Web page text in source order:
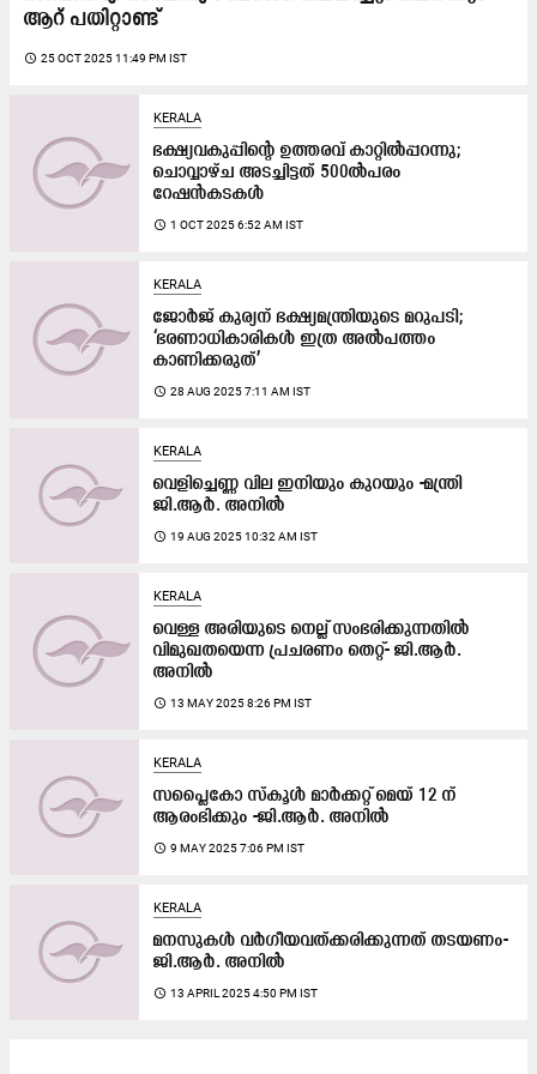
ആറ് പതിറ്റാണ്ട്
access_time 25 OCT 2025 11:49 PM IST
KERALA
ഭക്ഷ്യവകുപ്പിന്‍റെ ഉത്തരവ് കാറ്റിൽപ്പറന്നു;
ചൊവ്വാഴ്ച അടച്ചിട്ടത് 500ൽപരം
റേഷൻകടകൾ
access_time 1 OCT 2025 6:52 AM IST
KERALA
ജോർജ്​ കുര്യന്​ ഭക്ഷ്യമന്ത്രിയുടെ മറുപടി;
‘ഭരണാധികാരികൾ ഇത്ര അൽപത്തം
കാണിക്കരുത്’
access_time 28 AUG 2025 7:11 AM IST
KERALA
വെളിച്ചെണ്ണ വില ഇനിയും കുറയും -മന്ത്രി
ജി.ആര്‍. അനില്‍
access_time 19 AUG 2025 10:32 AM IST
KERALA
വെള്ള അരിയുടെ നെല്ല് സംഭരിക്കുന്നതിൽ
വിമുഖതയെന്ന പ്രചരണം തെറ്റ്- ജി.ആർ.
അനിൽ
access_time 13 MAY 2025 8:26 PM IST
KERALA
സപ്ലൈകോ സ്കൂള്‍ മാർക്കറ്റ് മെയ് 12 ന്
ആരംഭിക്കും -ജി.ആർ. അനില്‍
access_time 9 MAY 2025 7:06 PM IST
KERALA
മനസുകൾ വർഗീയവത്ക്കരിക്കുന്നത് തടയണം-
ജി.ആർ. അനിൽ
access_time 13 APRIL 2025 4:50 PM IST